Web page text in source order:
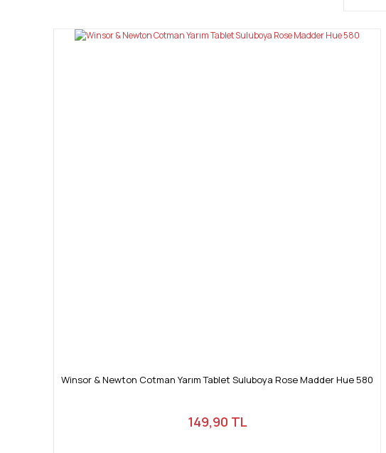
Winsor & Newton Cotman Yarım Tablet Suluboya Rose Madder Hue 580
149,90 TL